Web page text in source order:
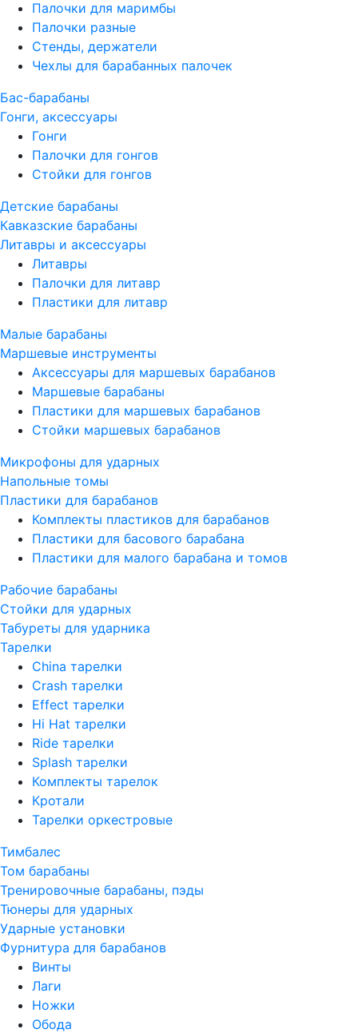
Палочки для маримбы
Палочки разные
Стенды, держатели
Чехлы для барабанных палочек
Бас-барабаны
Гонги, аксессуары
Гонги
Палочки для гонгов
Стойки для гонгов
Детские барабаны
Кавказские барабаны
Литавры и аксессуары
Литавры
Палочки для литавр
Пластики для литавр
Малые барабаны
Маршевые инструменты
Аксессуары для маршевых барабанов
Маршевые барабаны
Пластики для маршевых барабанов
Стойки маршевых барабанов
Микрофоны для ударных
Напольные томы
Пластики для барабанов
Комплекты пластиков для барабанов
Пластики для басового барабана
Пластики для малого барабана и томов
Рабочие барабаны
Стойки для ударных
Табуреты для ударника
Тарелки
China тарелки
Crash тарелки
Effect тарелки
Hi Hat тарелки
Ride тарелки
Splash тарелки
Комплекты тарелок
Кротали
Тарелки оркестровые
Тимбалес
Том барабаны
Тренировочные барабаны, пэды
Тюнеры для ударных
Ударные установки
Фурнитура для барабанов
Винты
Лаги
Ножки
Обода